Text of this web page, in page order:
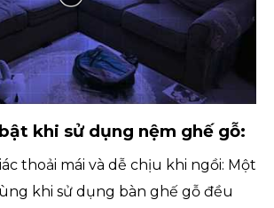
khi sử dụng nệm ghế gỗ:
thoải mái và dễ chịu khi ngồi: Một
khi sử dụng bàn ghế gỗ đều